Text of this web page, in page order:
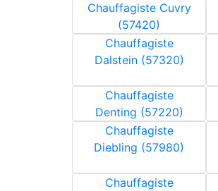
Chauffagiste Cuvry
(57420)
Chauffagiste
Dalstein (57320)
Chauffagiste
Denting (57220)
Chauffagiste
Diebling (57980)
Chauffagiste